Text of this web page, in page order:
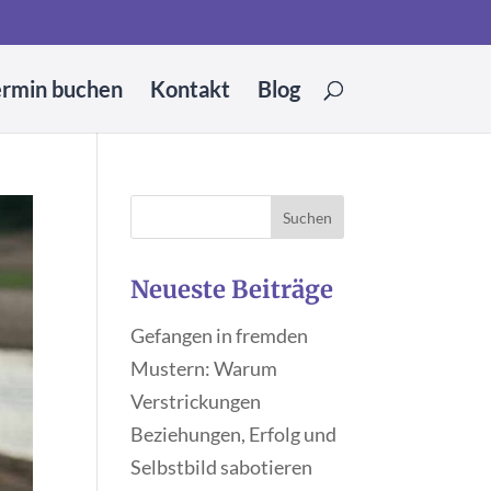
buchen Kontakt Blog
Neueste Beiträge
Gefangen in fremden
Mustern: Warum
Verstrickungen
Beziehungen, Erfolg und
Selbstbild sabotieren